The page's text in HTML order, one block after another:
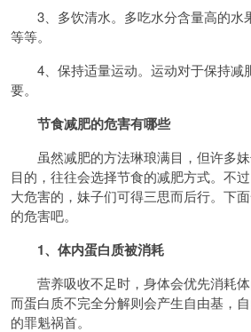
3、多饮清水。多吃水分含量高的水
等等。
4、保持适量运动。运动对于保持减
要。
节食减肥的危害有哪些
虽然减肥的方法琳琅满目，但许多妹
目的，往往会选择节食的减肥方式。不
大危害的，妹子们可得三思而后行。下
的危害吧。
1、体内蛋白质被消耗
营养吸收不足时，身体会优先消耗体
而蛋白质不完全分解则会产生自由基，
的罪魁祸首。